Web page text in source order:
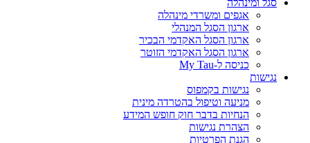
סגל ומינהלה
אגפים ומשרדי מינהלה
ארגון הסגל המנהלי
ארגון הסגל האקדמי הבכיר
ארגון הסגל האקדמי הזוטר
כניסה ל-My Tau
נגישות
נגישות בקמפוס
מניעה וטיפול בהטרדה מינית
הנחיות בדבר חוק חופש המידע
הצהרת נגישות
הגנת הפרטיות